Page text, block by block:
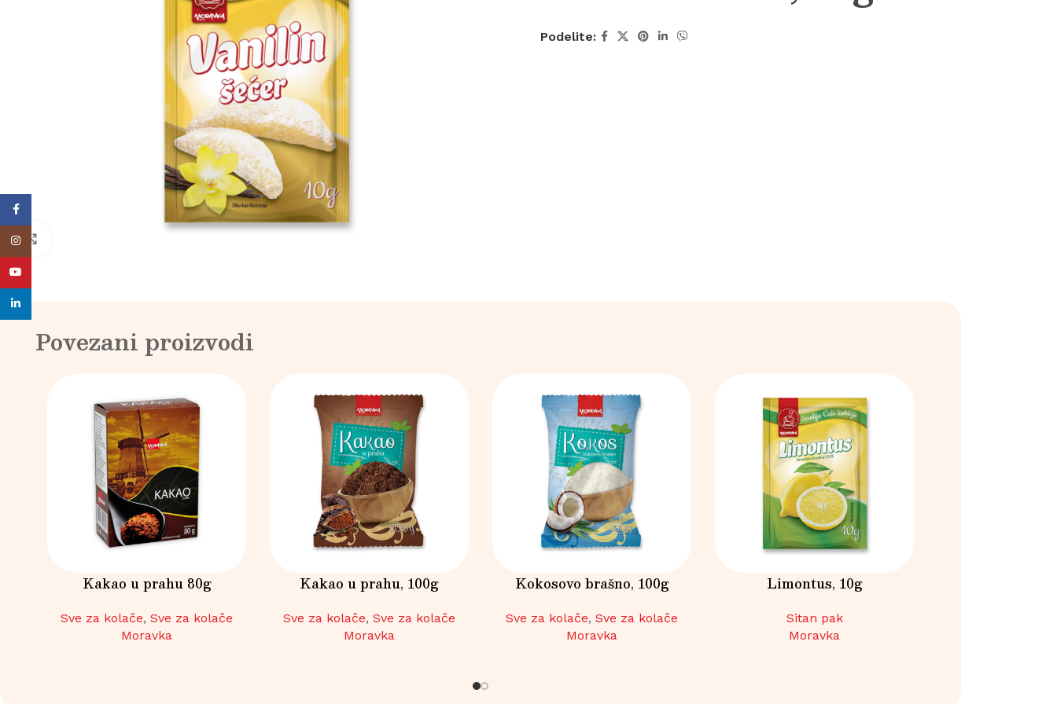
Podelite:
Povezani proizvodi
Kakao u prahu 80g
Sve za kolače, Sve za kolače
Moravka
Kakao u prahu, 100g
Sve za kolače, Sve za kolače
Moravka
Kokosovo brašno, 100g
Sve za kolače, Sve za kolače
Moravka
Limontus, 10g
Sitan pak
Moravka
Instagram